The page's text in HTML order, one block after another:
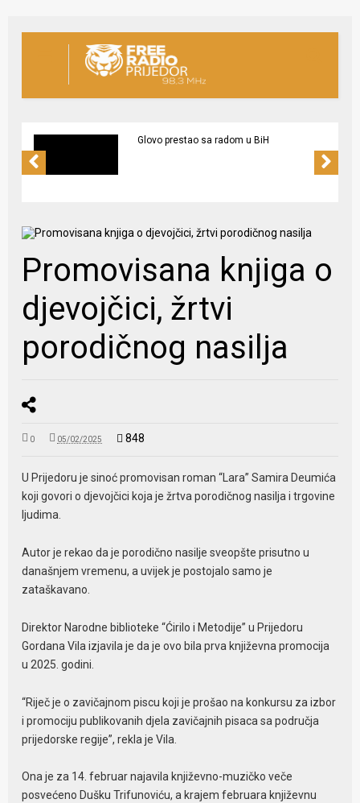
Glovo prestao sa radom u BiH
Promovisana knjiga o
djevojčici, žrtvi
porodičnog nasilja
0 05/02/2025 848
U Prijedoru je sinoć promovisan roman “Lara” Samira Deumića
koji govori o djevojčici koja je žrtva porodičnog nasilja i trgovine
ljudima.
Autor je rekao da je porodično nasilje sveopšte prisutno u
današnjem vremenu, a uvijek je postojalo samo je
zataškavano.
Direktor Narodne biblioteke “Ćirilo i Metodije” u Prijedoru
Gordana Vila izjavila je da je ovo bila prva književna promocija
u 2025. godini.
“Riječ je o zavičajnom piscu koji je prošao na konkursu za izbor
i promociju publikovanih djela zavičajnih pisaca sa područja
prijedorske regije”, rekla je Vila.
Ona je za 14. februar najavila književno-muzičko veče
posvećeno Dušku Trifunoviću, a krajem februara književnu